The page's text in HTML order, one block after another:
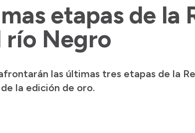
etapas de la
río Negro
las últimas tres etapas de la
la edición de oro.